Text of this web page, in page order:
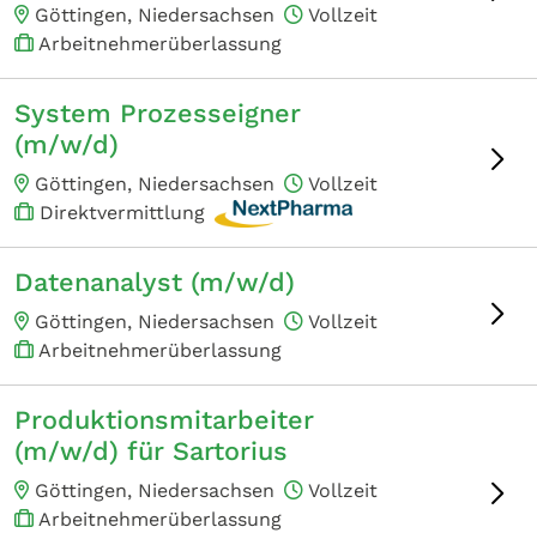
Göttingen, Niedersachsen
Vollzeit
Arbeitnehmerüberlassung
System Prozesseigner
(m/w/d)
Göttingen, Niedersachsen
Vollzeit
Direktvermittlung
Datenanalyst (m/w/d)
Göttingen, Niedersachsen
Vollzeit
Arbeitnehmerüberlassung
Produktionsmitarbeiter
(m/w/d) für Sartorius
Göttingen, Niedersachsen
Vollzeit
Arbeitnehmerüberlassung